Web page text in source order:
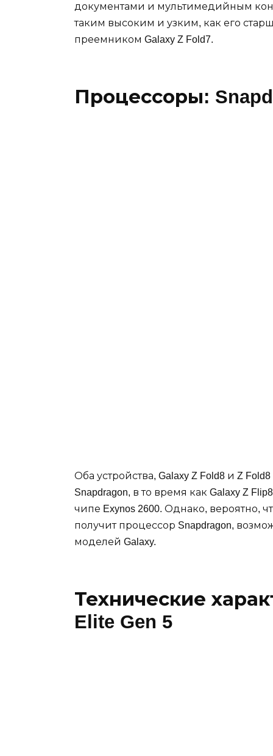
документами и мультимедийным
таким высоким и узким, как его
преемником Galaxy Z Fold7.
Процессоры:
Оба устройства, Galaxy Z Fold8 и Z
Snapdragon, в то время как Galaxy Z
чипе Exynos 2600. Однако, вероятно,
получит процессор Snapdragon,
моделей Galaxy.
Технические
Elite Gen 5